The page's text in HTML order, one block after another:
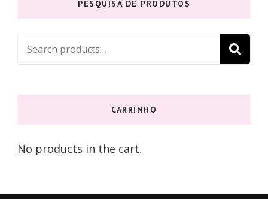
PESQUISA DE PRODUTOS
Search
for:
CARRINHO
No products in the cart.